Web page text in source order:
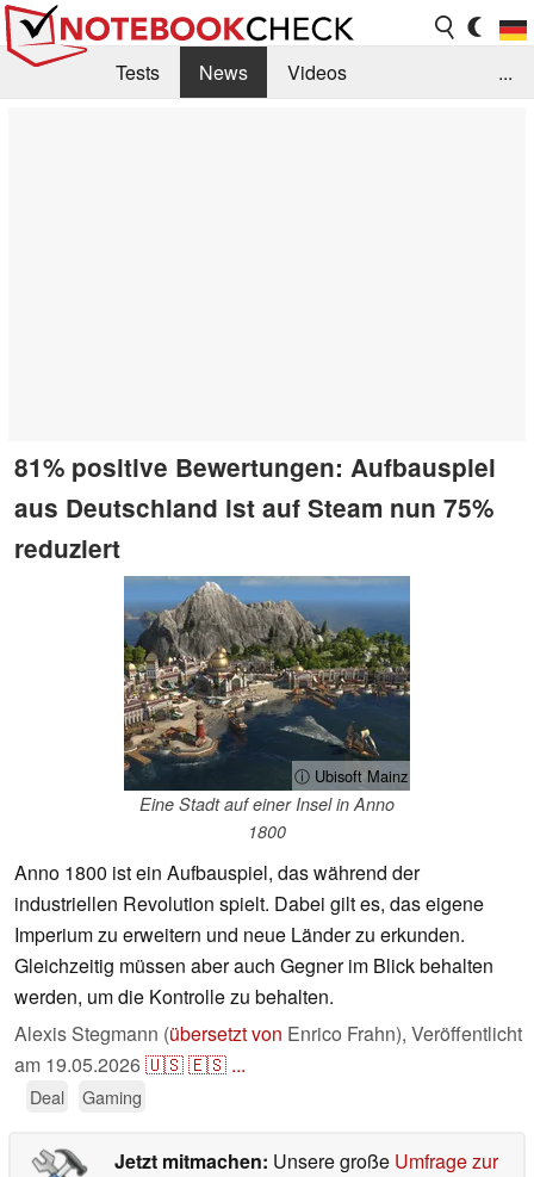
Tests News
Videos
...
81% positive Bewertungen: Aufbauspiel
aus Deutschland ist auf Steam nun 75%
reduziert
ⓘ Ubisoft Mainz
Eine Stadt auf einer Insel in Anno
1800
Anno 1800 ist ein Aufbauspiel, das während der
industriellen Revolution spielt. Dabei gilt es, das eigene
Imperium zu erweitern und neue Länder zu erkunden.
Gleichzeitig müssen aber auch Gegner im Blick behalten
werden, um die Kontrolle zu behalten.
Alexis Stegmann (übersetzt von Enrico Frahn), Veröffentlicht
am 19.05.2026🇺🇸🇪🇸 ...
Deal Gaming
Jetzt mitmachen: Unsere große Umfrage zur